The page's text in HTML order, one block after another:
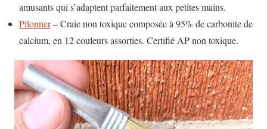
amusants qui s’adaptent parfaitement aux petites mains.
Pilonner– Craie non toxique composée à 95% de carbonite de
calcium, en 12 couleurs assorties. Certifié AP non toxique.